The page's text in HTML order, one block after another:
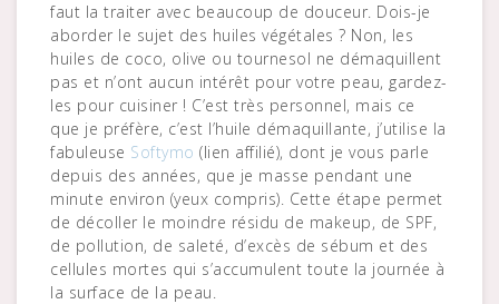
faut la traiter avec beaucoup de douceur. Dois-je
aborder le sujet des huiles végétales ? Non, les
huiles de coco, olive ou tournesol ne démaquillent
pas et n’ont aucun intérêt pour votre peau, gardez-
les pour cuisiner ! C’est très personnel, mais ce
que je préfère, c’est l’huile démaquillante, j’utilise la
fabuleuse Softymo (lien affilié), dont je vous parle
depuis des années, que je masse pendant une
minute environ (yeux compris). Cette étape permet
de décoller le moindre résidu de makeup, de SPF,
de pollution, de saleté, d’excès de sébum et des
cellules mortes qui s’accumulent toute la journée à
la surface de la peau.